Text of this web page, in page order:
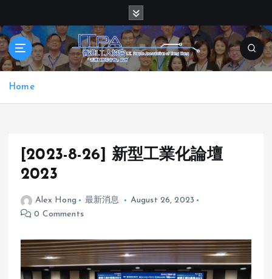
i
p
t
o
Home
[2023-8-26] 新型工業化論壇
2023
Alex Hong 最新消息
August 26, 2023
0 Comments